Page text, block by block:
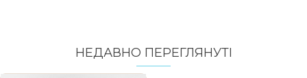
НЕДАВНО ПЕРЕГЛЯНУТI